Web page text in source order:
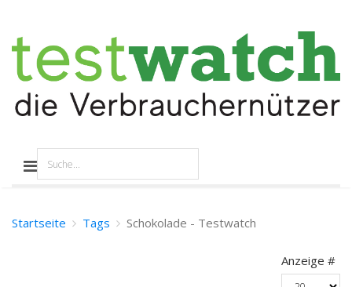
Startseite Tags Schokolade - Testwatch
Anzeige #